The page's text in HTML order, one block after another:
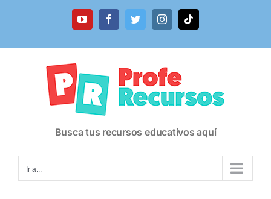
YouTubeFacebookTwitterInstagramTiktok
Busca tus recursos educativos aquí
Ir a...